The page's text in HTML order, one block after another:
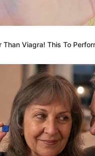
At Her
Than Viagra! This To